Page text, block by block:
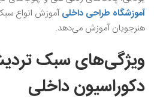
آموزشگاه طراحی داخلیآموزش انواع
هنرجویان آموزش می‌دهد.
ویژگی‌های سبک
دکوراسیون داخلی